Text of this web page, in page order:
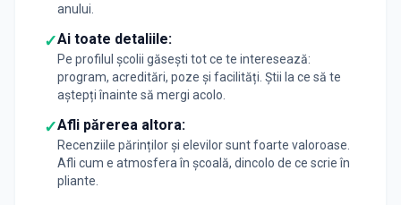
anului.
✓Ai toate detaliile:
Pe profilul școlii găsești tot ce te interesează:
program, acreditări, poze și facilități. Știi la ce să te
aștepți înainte să mergi acolo.
✓Afli părerea altora:
Recenziile părinților și elevilor sunt foarte valoroase.
Afli cum e atmosfera în școală, dincolo de ce scrie în
pliante.